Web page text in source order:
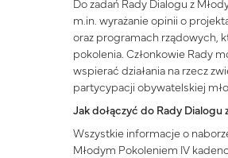
Do zadań Rady Dialogu z
m.in. wyrażanie opinii o
oraz programach rządowych,
pokolenia. Członkowie Rady
wspierać działania na rzecz
partycypacji obywatelskiej
Jak dołączyć do Rady Dialogu
Wszystkie informacje o
Młodym Pokoleniem IV